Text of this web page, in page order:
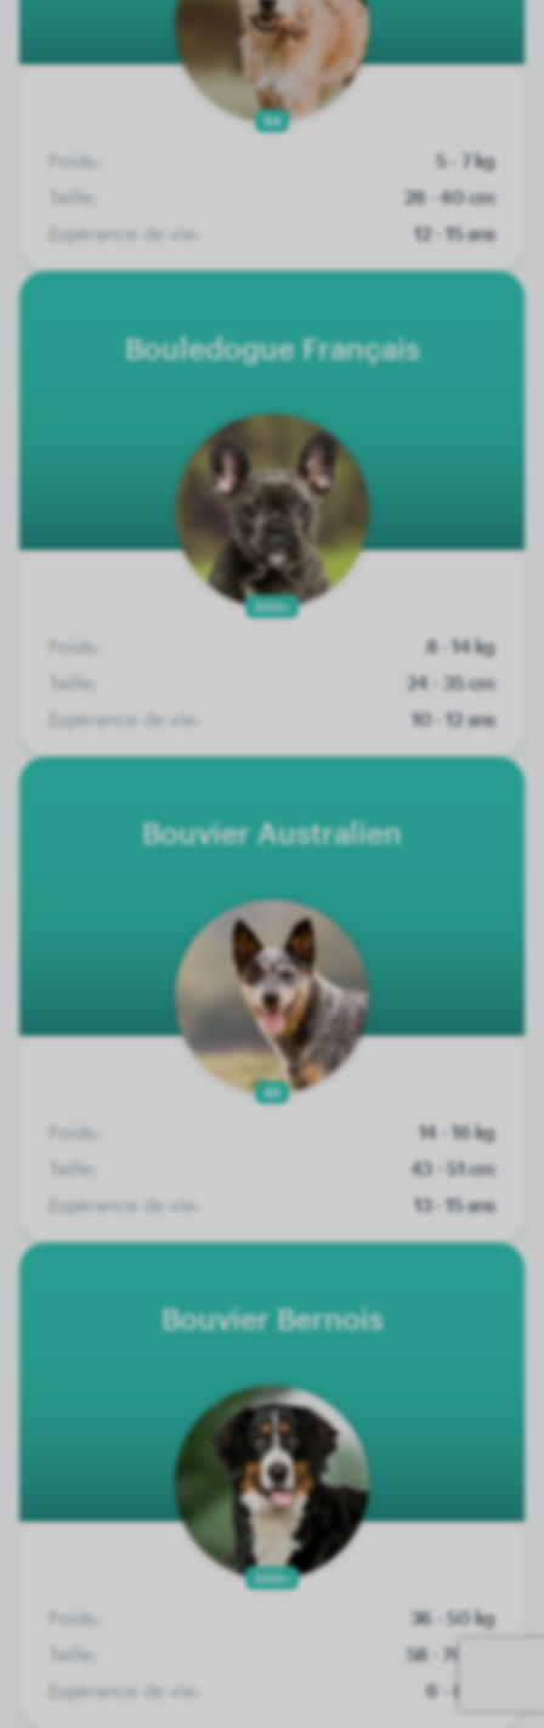
94
Poids:
5 - 7 kg
Taille:
28 - 40 cm
Espérance de vie:
12 - 15 ans
Bouledogue Français
500+
Poids:
8 - 14 kg
Taille:
24 - 35 cm
Espérance de vie:
10 - 12 ans
Bouvier Australien
49
Poids:
14 - 16 kg
Taille:
43 - 51 cm
Espérance de vie:
13 - 15 ans
Bouvier Bernois
500+
Poids:
36 - 50 kg
Taille:
58 - 70 cm
Espérance de vie:
6 - 8 ans